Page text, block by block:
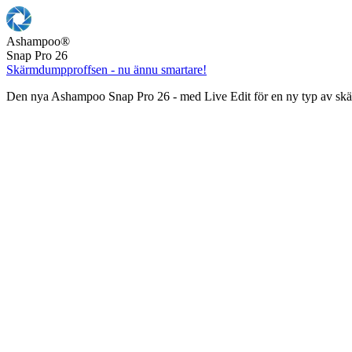
Ashampoo®
Snap Pro 26
Skärmdumpproffsen - nu ännu smartare!
Den nya Ashampoo Snap Pro 26 - med Live Edit för en ny typ av